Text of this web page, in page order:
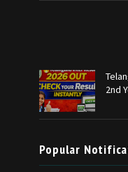
2nd
Popular